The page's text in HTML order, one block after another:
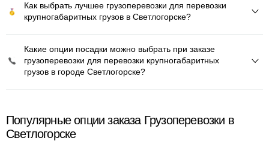
Как выбрать лучшее грузоперевозки для перевозки
крупногабаритных грузов в Светлогорске?
Какие опции посадки можно выбрать при заказе
грузоперевозки для перевозки крупногабаритных
грузов в городе Светлогорске?
Популярные опции заказа Грузоперевозки в
Светлогорске